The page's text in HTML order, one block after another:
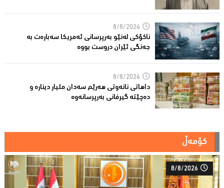
8/8/2026
ناكۆكی لەنێو بەرپرسانى ئەمریكا سەبارەت بە
جەنگی ئێران دروست بووە
8/8/2026
داهاتی نانەوتی هەرێم سەدان ملیار دینارە و
دەچێتە گیرفانی بەرپرسانەوە
کۆمەڵ
8/8/2026